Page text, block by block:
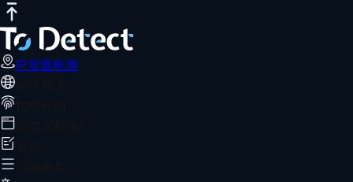
IP质量检测
手机也会DNS泄露?Android/iOS系统
手机使用工具仍可能发生DNS泄露，导致上网记录被追踪。通
首页
推荐阅读
IP质量检测